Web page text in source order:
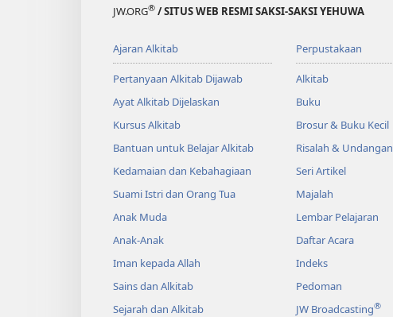
JW.ORG® / SITUS WEB RESMI SAKSI-SAKSI YEHUWA
Ajaran Alkitab
Pertanyaan Alkitab Dijawab
Ayat Alkitab Dijelaskan
Kursus Alkitab
Bantuan untuk Belajar Alkitab
Kedamaian dan Kebahagiaan
Suami Istri dan Orang Tua
Anak Muda
Anak-Anak
Iman kepada Allah
Sains dan Alkitab
Sejarah dan Alkitab
Perpustakaan
Alkitab
Buku
Brosur & Buku Kecil
Risalah & Undangan
Seri Artikel
Majalah
Lembar Pelajaran
Daftar Acara
Indeks
Pedoman
JW Broadcasting®